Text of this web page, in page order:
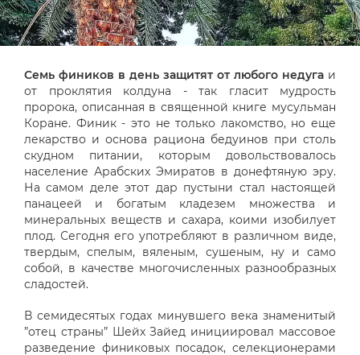
Семь фиников в день защитят от любого недуга и
от проклятия колдуна - так гласит мудрость
пророка, описанная в священной книге мусульман
Коране. Финик - это не только лакомство, но еще
лекарство и основа рациона бедуинов при столь
скудном питании, которым довольствовалось
население Арабских Эмиратов в донефтяную эру.
На самом деле этот дар пустыни стал настоящей
панацеей и богатым кладезем множества и
минеральных веществ и сахара, коими изобилует
плод. Сегодня его употребляют в различном виде,
твердым, спелым, вяленым, сушеным, ну и само
собой, в качестве многочисленных разнообразных
сладостей.
В семидесятых годах минувшего века знаменитый
”отец страны” Шейх Зайед инициировал массовое
разведение финиковых посадок, селекционерами